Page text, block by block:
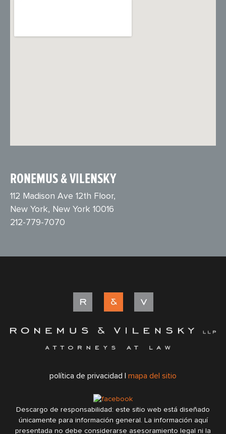
RONEMUS & VILENSKY
112 Madison Ave 12th Floor,
New York, New York 10016
212-779-7070
política de privacidad | mapa del sitio
Descargo de responsabilidad: este sitio web está diseñado
únicamente para información general. La información aquí
presentada no debe considerarse asesoramiento legal ni la